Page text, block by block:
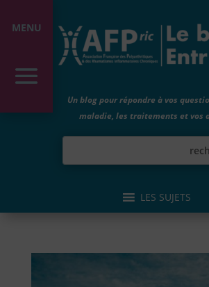
Un blog pour répondre à vos
maladie, les traitements et vos
LES SUJETS
MENU